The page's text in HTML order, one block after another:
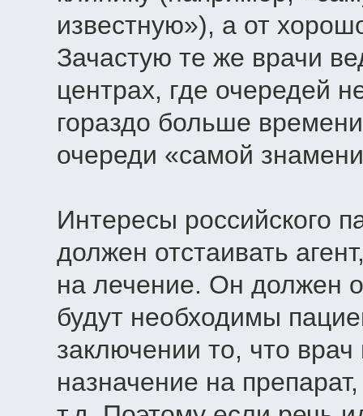
известную»), а от
Зачастую те же врачи
центрах, где очередей
гораздо больше
очереди «самой
Интересы российского
должен отстаивать
на лечение. Он должен
будут необходимы
заключении то, что
назначение на